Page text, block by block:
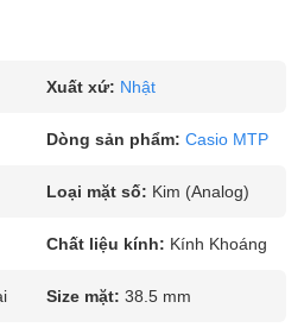
Xuất xứ: Nhật
Dòng sản phẩm: Casio MTP
Loại mặt số: Kim (Analog)
Chất liệu kính: Kính Khoáng
Size mặt: 38.5 mm